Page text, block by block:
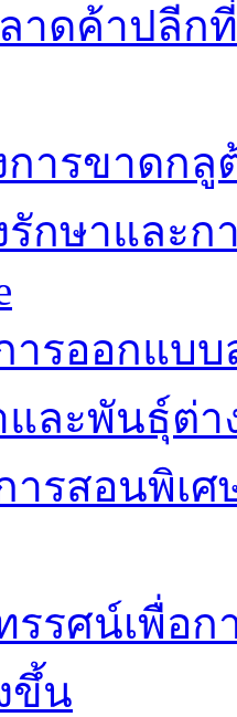
าดค้าปลีก
การขาดก
รักษาและ
ารออกแบ
และพันธุ์ต่า
ารสอนพิเ
รรศน์เพื่อ
ขึ้น